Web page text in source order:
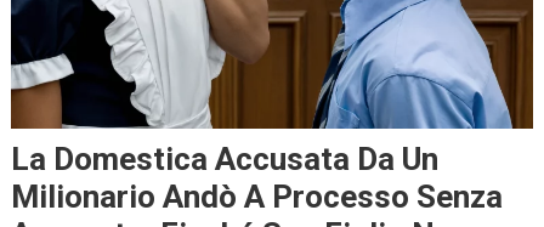
La Domestica Accusata Da Un
Milionario Andò A Processo Senza